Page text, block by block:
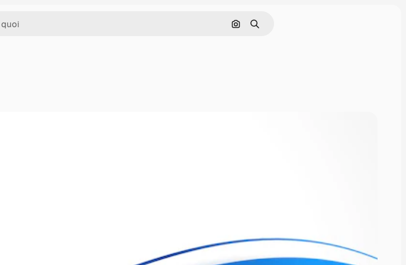
Rechercher par image
Rechercher